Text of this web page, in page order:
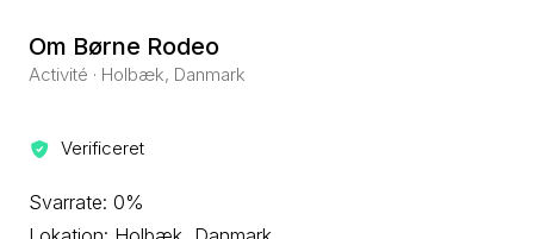
Om Børne Rodeo
Activité · Holbæk, Danmark
Verificeret
Svarrate: 0%